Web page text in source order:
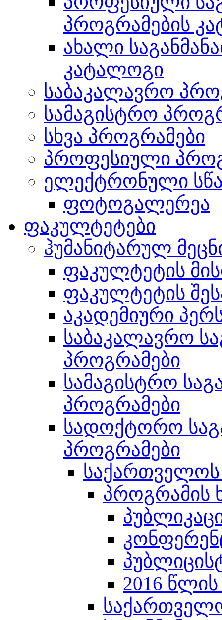
პროგრამების
ახალი
კატალოგი
საბაკალავრო
სამაგისტრო
სხვა პროგრამები
პროფესიული
ელექტრონული
ფოტოგალერეა
ფაკულტეტები
ჰუმანიტარულ
ფაკულტეტის
ფაკულტეტის
აკადემიური
საბაკალავრო
პროგრამები
სამაგისტრო
პროგრამები
სადოქტორო
პროგრამები
პროგრამის
2016